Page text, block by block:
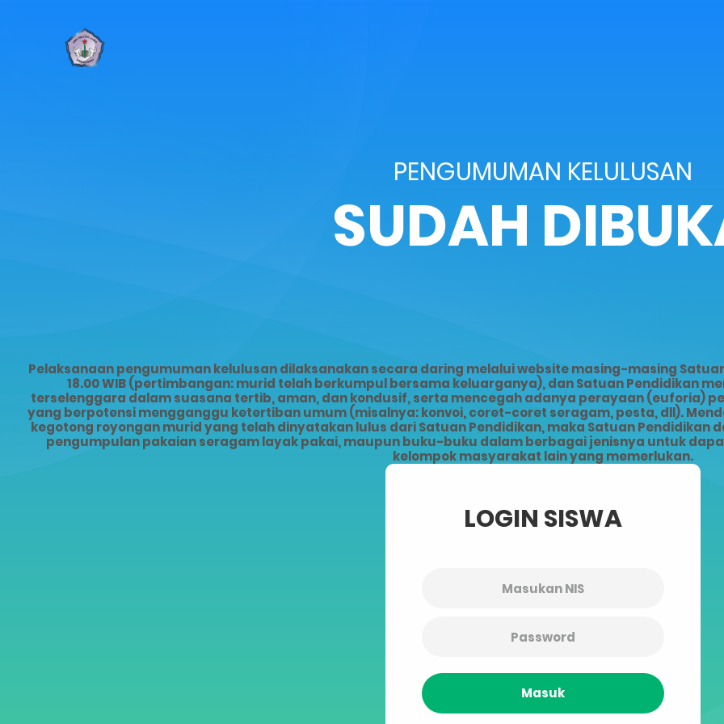
PENGUMUMAN KELULUSAN
SUDAH
Pelaksanaan pengumuman kelulusan dilaksanakan secara daring melalui website masing-masing
18.00 WIB (pertimbangan: murid telah berkumpul bersama keluarganya), dan Satuan Pendidikan
terselenggara dalam suasana tertib, aman, dan kondusif, serta mencegah adanya perayaan (euforia)
yang berpotensi mengganggu ketertiban umum (misalnya: konvoi, coret-coret seragam, pesta, dll).
kegotong royongan murid yang telah dinyatakan lulus dari Satuan Pendidikan, maka Satuan
pengumpulan pakaian seragam layak pakai, maupun buku-buku dalam berbagai jenisnya untuk
kelompok masyarakat lain yang memerlukan.
LOGIN SISWA
Masuk